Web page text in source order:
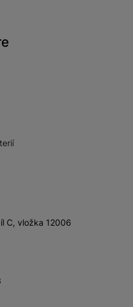
C, vložka 12006